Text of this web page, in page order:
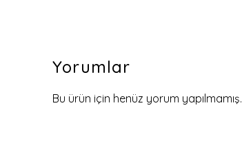
Yorumlar
Bu ürün için henüz yorum yapılmamış.